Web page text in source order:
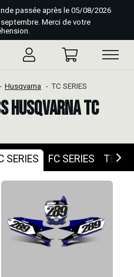
passée après le 05/08/2026
Merci de votre
Husqvarna TC SERIES
Husqvarna TC
SERIES FC SERIES TE